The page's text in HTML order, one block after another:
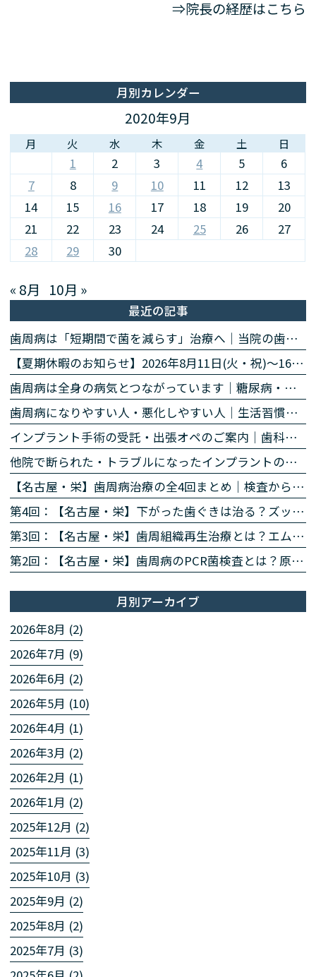
⇒院長の経歴はこちら
月別カレンダー
2020年9月
月 火 水 木 金 土 日
1 2 3 4 5
6
7
8 9 10 11 12
13
14
15 16 17 18 19
20
21
22 23 24 25 26
27
28
29 30
« 8月 10月 »
最近の記事
歯周病は「短期間で菌を減らす」治療へ｜当院の歯周病除菌プログラム
【夏期休暇のお知らせ】2026年8月11日(火・祝)〜16日(日)
歯周病は全身の病気とつながっています｜糖尿病・心臓・誤嚥性肺炎・認知症との関係｜名古屋・栄の高山歯科室
歯周病になりやすい人・悪化しやすい人｜生活習慣・持病・お薬のリスク因子｜名古屋・栄の高山歯科室
インプラント手術の受託・出張オペのご案内｜歯科医師の先生方へ
他院で断られた・トラブルになったインプラントのご相談
【名古屋・栄】歯周病治療の全4回まとめ｜検査から再生治療・歯肉退縮まで専門医が解説
第4回：【名古屋・栄】下がった歯ぐきは治る？ズッケリー法で歯肉退縮を改善する再生治療
第3回：【名古屋・栄】歯周組織再生治療とは？エムドゲイン・リグロスで歯を残す方法を専門医が解説
第2回：【名古屋・栄】歯周病のPCR菌検査とは？原因菌を見える化する4ステップを専門医が解説
月別アーカイブ
2026年8月 (2)
2026年7月 (9)
2026年6月 (2)
2026年5月 (10)
2026年4月 (1)
2026年3月 (2)
2026年2月 (1)
2026年1月 (2)
2025年12月 (2)
2025年11月 (3)
2025年10月 (3)
2025年9月 (2)
2025年8月 (2)
2025年7月 (3)